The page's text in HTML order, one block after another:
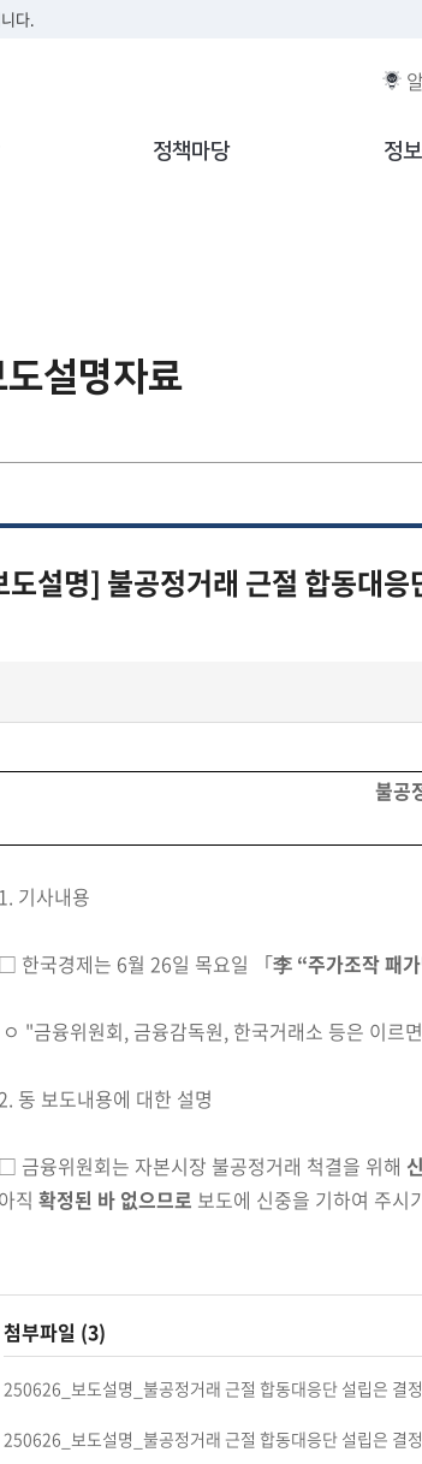
다.
정책마당 정
도설명자료
도설명] 불공정거래 근절 합동대
불공
1. 기사내용
□ 한국경제는 6월 26일 목요일 「李“주가조작 패
ㅇ "금융위원회, 금융감독원, 한국거래소 등은 이르
2. 동 보도내용에 대한 설명
□ 금융위원회는 자본시장 불공정거래 척결을 위해
아직 확정된 바 없으므로 보도에 신중을 기하여 주시
첨부파일 (3)
250626_보도설명_불공정거래 근절 합동대응단 설립은 결
250626_보도설명_불공정거래 근절 합동대응단 설립은 결